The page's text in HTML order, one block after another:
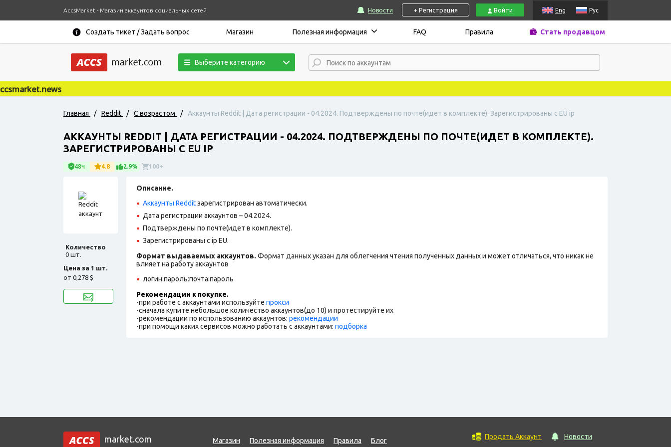
AccsMarket - Магазин аккаунтов социальных сетей Новости + Регистрация Войти Eng Рус
Создать тикет / Задать вопрос Магазин Полезная информация FAQ Правила Стать продавцом
Выберите категорию
Главная / Reddit / С возрастом / Аккаунты Reddit | Дата регистрации - 04.2024. Подтверждены по почте(идет в комплекте). Зарегистрированы с EU ip
АККАУНТЫ REDDIT | ДАТА РЕГИСТРАЦИИ - 04.2024. ПОДТВЕРЖДЕНЫ ПО ПОЧТЕ(ИДЕТ В КОМПЛЕКТЕ).
ЗАРЕГИСТРИРОВАНЫ С EU IP
48ч 4.8 2.9% 100+
Количество
0 шт.
Цена за 1 шт.
от 0,278 $
Описание.
Аккаунты Redditзарегистрирован автоматически.
Дата регистрации аккаунтов – 04.2024.
Подтверждены по почте(идет в комплекте).
Зарегистрированы с ip EU.
Формат выдаваемых аккаунтов. Формат данных указан для облегчения чтения полученных данных и может отличаться, что никак не
влияет на работу аккаунтов
логин:пароль:почта:пароль
Рекомендации к покупке.
-при работе с аккаунтами используйте прокси
-сначала купите небольшое количество аккаунтов(до 10) и протестируйте их
-рекомендации по использованию аккаунтов: рекомендации
-при помощи каких сервисов можно работать с аккаунтами: подборка
market.com Магазин Полезная информация Правила Блог Продать Аккаунт Новости